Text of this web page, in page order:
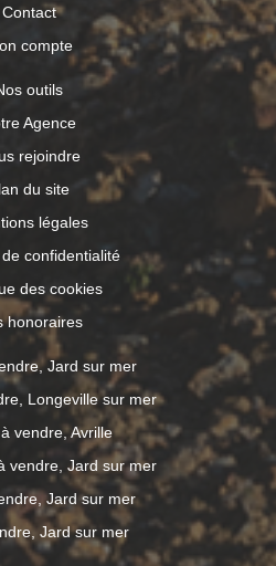
Contact
compte
outils
Agence
rejoindre
du site
légales
confidentialité
des cookies
honoraires
Jard sur mer
Longeville sur mer
vendre, Avrille
vendre, Jard sur mer
Jard sur mer
Jard sur mer